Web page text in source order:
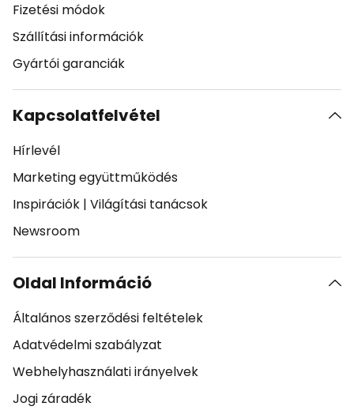
Fizetési módok
Szállítási információk
Gyártói garanciák
Kapcsolatfelvétel
Hírlevél
Marketing együttműködés
Inspirációk | Világítási tanácsok
Newsroom
Oldal Információ
Általános szerződési feltételek
Adatvédelmi szabályzat
Webhelyhasználati irányelvek
Jogi záradék